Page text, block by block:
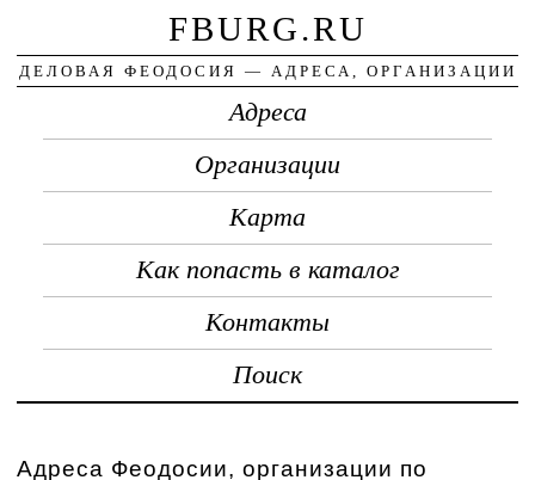
FBURG.RU
ДЕЛОВАЯ ФЕОДОСИЯ — АДРЕСА, ОРГАНИЗАЦИИ
Адреса
Организации
Карта
Как попасть в каталог
Контакты
Поиск
Адреса Феодосии, организации по